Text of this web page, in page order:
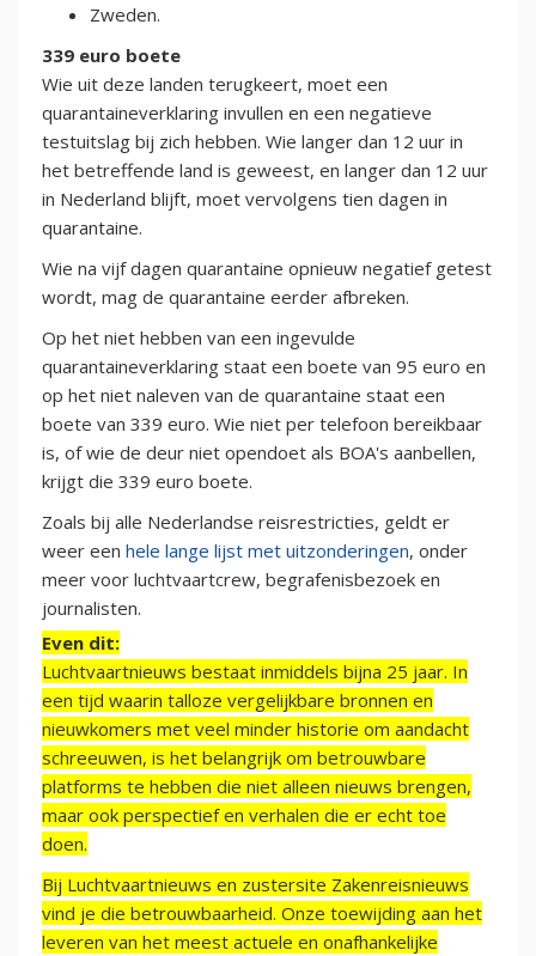
Zweden.
339 euro boete
Wie uit deze landen terugkeert, moet een
quarantaineverklaring invullen en een negatieve
testuitslag bij zich hebben. Wie langer dan 12 uur in
het betreffende land is geweest, en langer dan 12 uur
in Nederland blijft, moet vervolgens tien dagen in
quarantaine.
Wie na vijf dagen quarantaine opnieuw negatief getest
wordt, mag de quarantaine eerder afbreken.
Op het niet hebben van een ingevulde
quarantaineverklaring staat een boete van 95 euro en
op het niet naleven van de quarantaine staat een
boete van 339 euro. Wie niet per telefoon bereikbaar
is, of wie de deur niet opendoet als BOA's aanbellen,
krijgt die 339 euro boete.
Zoals bij alle Nederlandse reisrestricties, geldt er
weer een hele lange lijst met uitzonderingen, onder
meer voor luchtvaartcrew, begrafenisbezoek en
journalisten.
Even dit:
Luchtvaartnieuws bestaat inmiddels bijna 25 jaar. In
een tijd waarin talloze vergelijkbare bronnen en
nieuwkomers met veel minder historie om aandacht
schreeuwen, is het belangrijk om betrouwbare
platforms te hebben die niet alleen nieuws brengen,
maar ook perspectief en verhalen die er echt toe
doen.
Bij Luchtvaartnieuws en zustersite Zakenreisnieuws
vind je die betrouwbaarheid. Onze toewijding aan het
leveren van het meest actuele en onafhankelijke